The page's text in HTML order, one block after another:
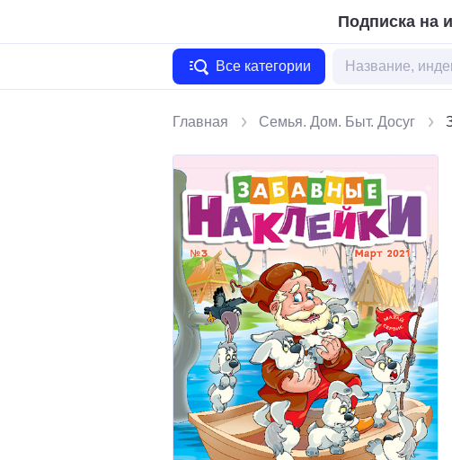
Подписка на
Все категории
Главная Семья. Дом. Быт. Досуг